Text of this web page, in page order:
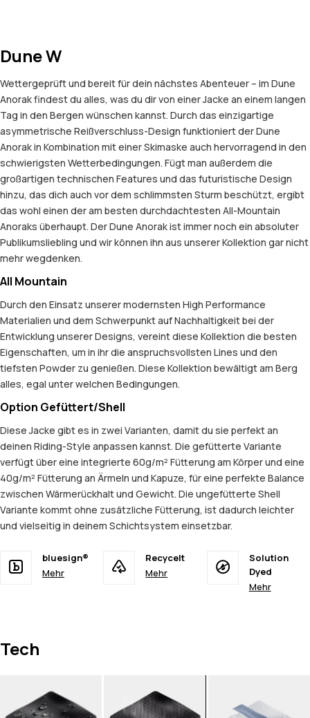
Dune W
Wettergeprüft und bereit für dein nächstes Abenteuer – im Dune
Anorak findest du alles, was du dir von einer Jacke an einem langen
Tag in den Bergen wünschen kannst. Durch das einzigartige
asymmetrische Reißverschluss-Design funktioniert der Dune
Anorak in Kombination mit einer Skimaske auch hervorragend in den
schwierigsten Wetterbedingungen. Fügt man außerdem die
großartigen technischen Features und das futuristische Design
hinzu, das dich auch vor dem schlimmsten Sturm beschützt, ergibt
das wohl einen der am besten durchdachtesten All-Mountain
Anoraks überhaupt. Der Dune Anorak ist immer noch ein absoluter
Publikumsliebling und wir können ihn aus unserer Kollektion gar nicht
mehr wegdenken.
All Mountain
Durch den Einsatz unserer modernsten High Performance
Materialien und dem Schwerpunkt auf Nachhaltigkeit bei der
Entwicklung unserer Designs, vereint diese Kollektion die besten
Eigenschaften, um in ihr die anspruchsvollsten Lines und den
tiefsten Powder zu genießen. Diese Kollektion bewältigt am Berg
alles, egal unter welchen Bedingungen.
Option Gefüttert/Shell
Diese Jacke gibt es in zwei Varianten, damit du sie perfekt an
deinen Riding-Style anpassen kannst. Die gefütterte Variante
verfügt über eine integrierte 60g/m² Fütterung am Körper und eine
40g/m² Fütterung an Ärmeln und Kapuze, für eine perfekte Balance
zwischen Wärmerückhalt und Gewicht. Die ungefütterte Shell
Variante kommt ohne zusätzliche Fütterung, ist dadurch leichter
und vielseitig in deinem Schichtsystem einsetzbar.
bluesign®
Mehr
Recycelt
Mehr
Solution
Dyed
Mehr
Tech